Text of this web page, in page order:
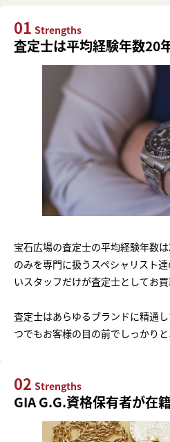
01 Strengths
査定士は平均経験年数20
宝石広場の査定士の平均経験年数
のみを専門に扱うスペシャリスト
いスタッフだけが査定士としてお買
査定士はあらゆるブランドに精通
つでもお客様の目の前でしっかりと
02 Strengths
GIA G.G.資格保有者が在